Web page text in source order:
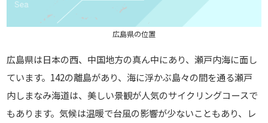
広島県の位置
広島県は日本の西、中国地方の真ん中にあり、瀬戸内海に面し
ています。142の離島があり、海に浮かぶ島々の間を通る瀬戸
内しまなみ海道は、美しい景観が人気のサイクリングコースで
もあります。気候は温暖で台風の影響が少ないこともあり、レ